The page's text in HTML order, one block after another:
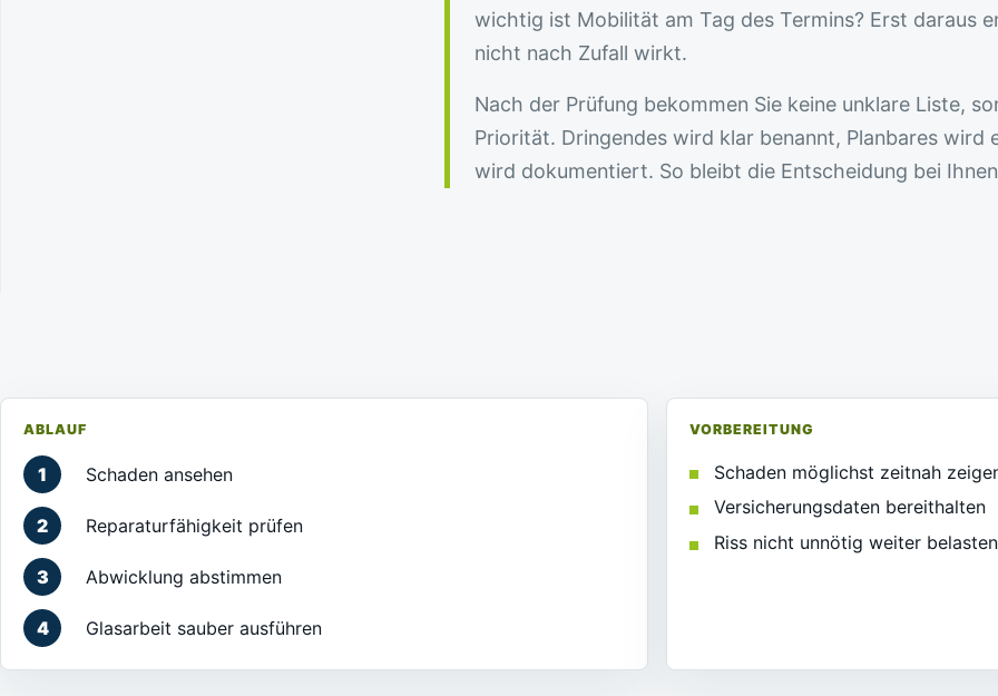
wichtig ist Mobilität am Tag des Termins? Erst daraus
nicht nach Zufall wirkt.
Nach der Prüfung bekommen Sie keine unklare Liste,
Priorität. Dringendes wird klar benannt, Planbares wird
wird dokumentiert. So bleibt die Entscheidung bei
ABLAUF
Schaden ansehen
Reparaturfähigkeit prüfen
Abwicklung abstimmen
Glasarbeit sauber ausführen
VORBEREITUNG
Schaden möglichst zeitnah
Versicherungsdaten bereithalten
Riss nicht unnötig weiter belasten